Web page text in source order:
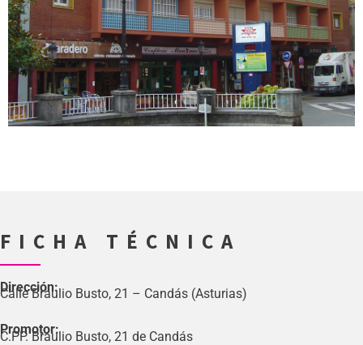
FICHA TÉCNICA
Dirección:
Calle Braulio Busto, 21 – Candás (Asturias)
Promotor:
C.PP. Braulio Busto, 21 de Candás